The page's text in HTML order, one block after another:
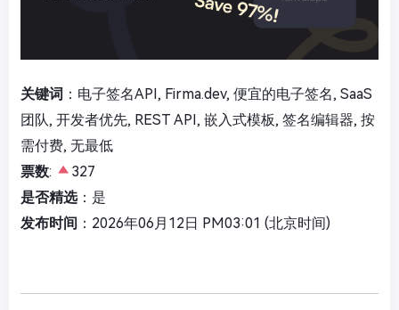
关键词 ：电子签名API, Firma.dev, 便宜的电子签名, SaaS
团队, 开发者优先, REST API, 嵌入式模板, 签名编辑器, 按
需付费, 无最低
票数:
327
是否精选：是
发布时间 ：2026年06月12日 PM03:01 (北京时间)